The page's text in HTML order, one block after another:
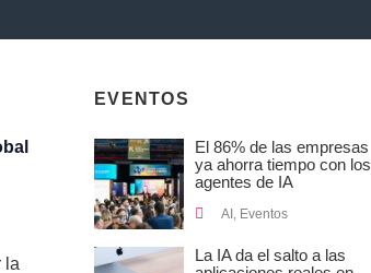
la
EVENTOS
El 86% de las empresas
ya ahorra tiempo con los
agentes de IA
AI , Eventos
La IA da el salto a las